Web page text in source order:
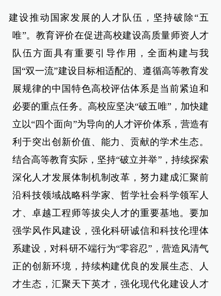
建设推动国家发展的人才队伍，坚持破除“五
唯”。教育评价在促进高校建设高质量师资人才
队伍方面具有重要引导作用，全面构建与我
国“双一流”建设目标相适配的、遵循高等教育发
展规律的中国特色高校评估体系是当前紧迫和
必要的重点任务。高校应坚决“破五唯”，加快建
立以“四个面向”为导向的人才评价体系，营造有
利于突出创新价值、能力、贡献的学术生态。
结合高等教育实际，坚持“破立并举”，持续探索
深化人才发展体制机制改革，努力建成汇聚前
沿科技领域战略科学家、哲学社会科学领军人
才、卓越工程师等拔尖人才的重要基地。要加
强学风作风建设，强化科研诚信和科技伦理体
系建设，对科研不端行为“零容忍”，营造风清气
正的创新环境，持续构建优良的发展生态、人
才生态，汇聚天下英才，强化现代化建设人才